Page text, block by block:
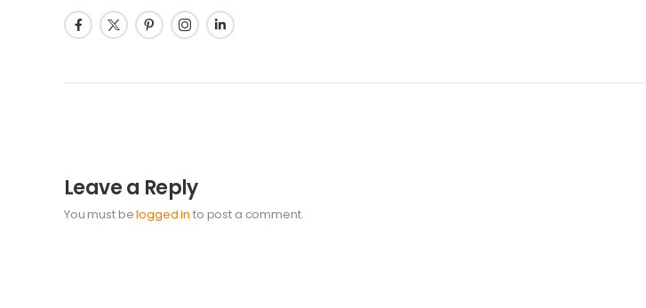
Leave a Reply
You must belogged in to post a comment.